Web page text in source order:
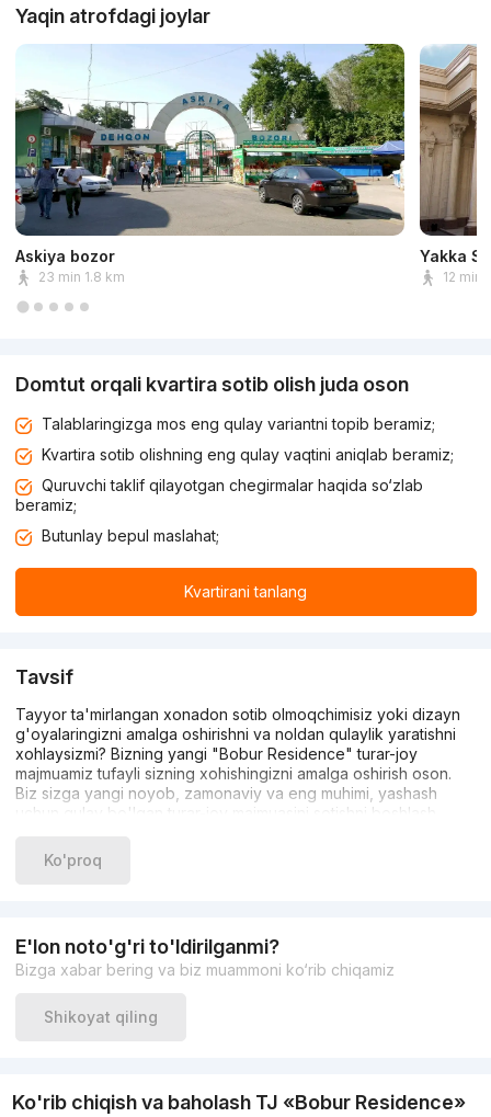
Yaqin atrofdagi joylar
Askiya bozor
23 min 1.8 km
Yakka
12 min
Domtut orqali kvartira sotib olish juda oson
Talablaringizga mos eng qulay variantni topib beramiz;
Kvartira sotib olishning eng qulay vaqtini aniqlab beramiz;
Quruvchi taklif qilayotgan chegirmalar haqida so‘zlab
beramiz;
Butunlay bepul maslahat;
Kvartirani tanlang
Tavsif
Tayyor ta'mirlangan xonadon sotib olmoqchimisiz yoki dizayn
g'oyalaringizni amalga oshirishni va noldan qulaylik yaratishni
xohlaysizmi? Bizning yangi "Bobur Residence" turar-joy
majmuamiz tufayli sizning xohishingizni amalga oshirish oson.
Biz sizga yangi noyob, zamonaviy va eng muhimi, yashash
uchun qulay bo'lgan turar-joy majmuasini sotishni boshlash
Bizning noyob majmuamiz to'rtta o'n olti qavatli uyni, mingdan
ortiq xonadonlarni, turli xil planirovkalarni o`zida birlashtirgan,
etishga ham tayyormiz.
Yangi T/J majmuamizning joylashgan joyi: Yakkasaroy tumani,
Ma`lumot uchun +998903505515 telefon raqamiga murojat
etishingiz mumkin.
Ko'proq
E'lon noto'g'ri to'ldirilganmi?
Bizga xabar bering va biz muammoni ko‘rib chiqamiz
Shikoyat qiling
Ko'rib chiqish va baholash TJ «Bobur Residence»